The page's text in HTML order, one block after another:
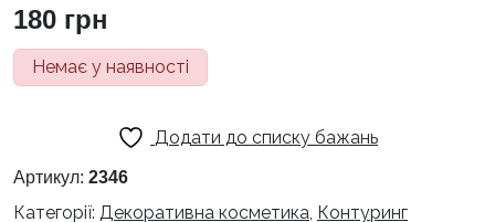
180 грн
Немає у наявності
Додати до списку бажань
Артикул: 2346
Категорії: Декоративна косметика, Контуринг